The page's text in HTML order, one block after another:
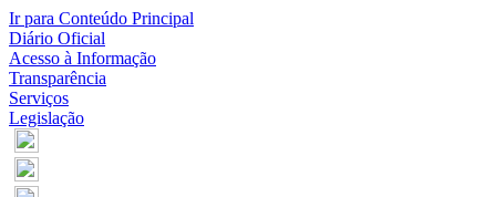
Ir para Conteúdo Principal
Diário Oficial
Acesso à Informação
Transparência
Serviços
Legislação